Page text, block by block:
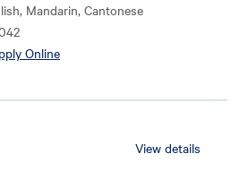
Mandarin, Cantonese
Online
View details